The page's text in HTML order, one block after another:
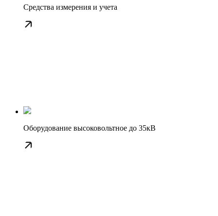
Средства измерения и учета
Оборудование высоковольтное до 35кВ